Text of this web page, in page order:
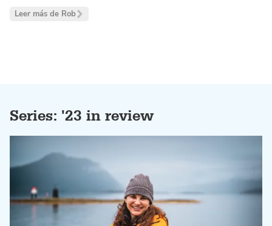
Leer más de Rob
Series: '23 in review